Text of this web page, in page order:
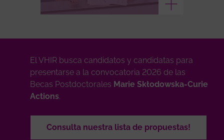
El VHIR busca candidatos y candidatas para
presentarse a la convocatoria 2026 de las
Becas Postdoctorales Marie Skłodowska-Curie
Actions.
Consulta nuestra lista de propuestas!